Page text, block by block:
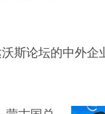
斯论坛的中外企